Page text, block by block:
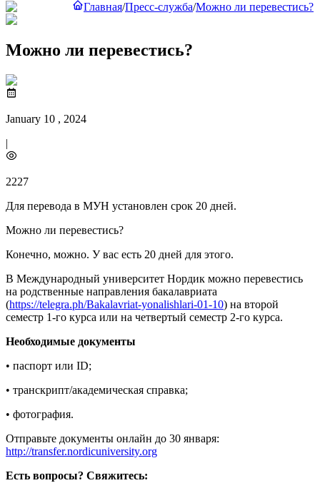
Главная/Пресс-служба/Можно ли перевестись?
Можно ли перевестись?
January 10 , 2024
|
2227
Для перевода в МУН установлен срок 20 дней.
Можно ли перевестись?
Конечно, можно. У вас есть 20 дней для этого.
В Международный университет Нордик можно перевестись
на родственные направления бакалавриата
(https://telegra.ph/Bakalavriat-yonalishlari-01-10) на второй
семестр 1-го курса или на четвертый семестр 2-го курса.
Необходимые документы
• паспорт или ID;
• транскрипт/академическая справка;
• фотография.
Отправьте документы онлайн до 30 января:
http://transfer.nordicuniversity.org
Есть вопросы? Свяжитесь: